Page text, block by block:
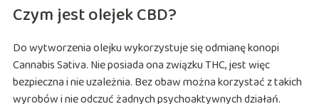
Czym jest olejek CBD?
Do wytworzenia olejku wykorzystuje się odmianę konopi
Cannabis Sativa. Nie posiada ona związku THC, jest więc
bezpieczna i nie uzależnia. Bez obaw można korzystać z takich
wyrobów i nie odczuć żadnych psychoaktywnych działań.